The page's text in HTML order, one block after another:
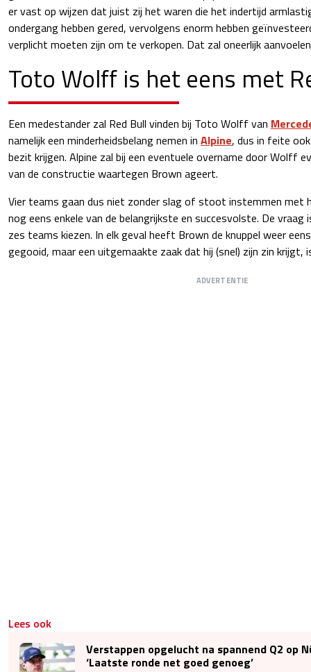
er vast op wijzen dat juist zij het waren die het indertijd
ondergang hebben gered, vervolgens enorm hebben
verplicht moeten zijn om te verkopen. Dat zal oneerlijk
Toto Wolff is het eens met
Een medestander zal Red Bull vinden bij Toto Wolff van
namelijk een minderheidsbelang nemen in Alpine, dus in feite
bezit krijgen. Alpine zal bij een eventuele overname door Wolff
van de constructie waartegen Brown ageert.
Vier teams gaan dus niet zonder slag of stoot instemmen met
nog eens enkele van de belangrijkste en succesvolste. De vraag
zes teams kiezen. In elk geval heeft Brown de knuppel weer
gegooid, maar een uitgemaakte zaak dat hij (snel) zijn zin krijgt,
ADVERTENTIE
Lees ook
Verstappen opgelucht na spannend Q2 op
‘Laatste ronde net goed genoeg’